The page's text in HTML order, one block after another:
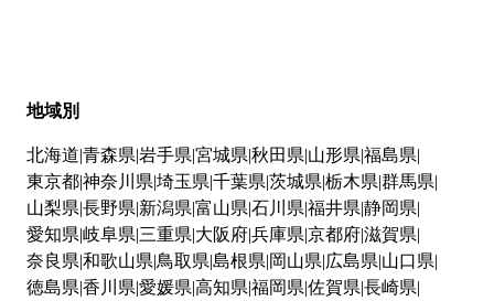
地域別
北海道 青森県 岩手県 宮城県 秋田県 山形県 福島県
東京都神奈川県 埼玉県 千葉県 茨城県 栃木県 群馬県
山梨県 長野県 新潟県 富山県 石川県 福井県 静岡県
愛知県 岐阜県 三重県 大阪府兵庫県 京都府滋賀県
奈良県 和歌山県 鳥取県 島根県 岡山県 広島県 山口県
徳島県 香川県 愛媛県 高知県 福岡県 佐賀県 長崎県